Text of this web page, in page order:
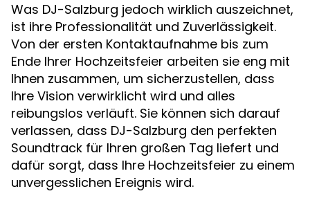
Was DJ-Salzburg jedoch wirklich auszeichnet,
ist ihre Professionalität und Zuverlässigkeit.
Von der ersten Kontaktaufnahme bis zum
Ende Ihrer Hochzeitsfeier arbeiten sie eng mit
Ihnen zusammen, um sicherzustellen, dass
Ihre Vision verwirklicht wird und alles
reibungslos verläuft. Sie können sich darauf
verlassen, dass DJ-Salzburg den perfekten
Soundtrack für Ihren großen Tag liefert und
dafür sorgt, dass Ihre Hochzeitsfeier zu einem
unvergesslichen Ereignis wird.